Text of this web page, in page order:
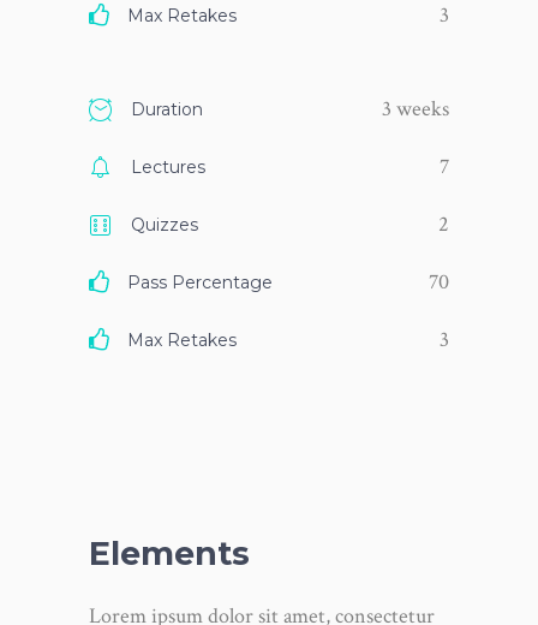
Max Retakes 3
Duration 3 weeks
Lectures 7
Quizzes 2
Pass Percentage 70
Max Retakes 3
Elements
Lorem ipsum dolor sit amet, consectetur